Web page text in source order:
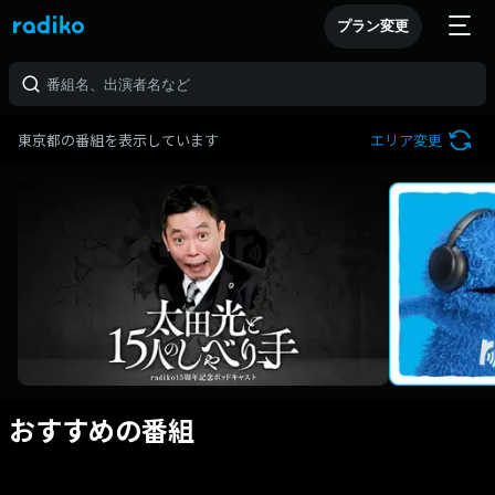
プラン変更
東京都の番組を表示しています エリア変更
おすすめの番組